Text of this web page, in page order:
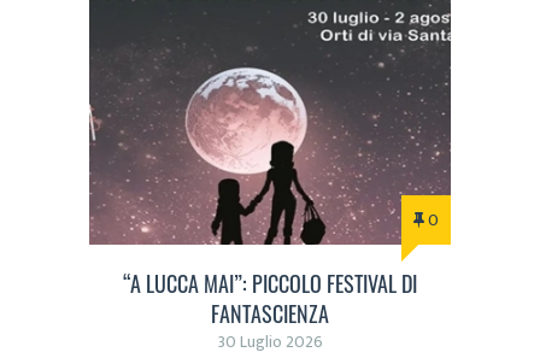
0
“A LUCCA MAI”: PICCOLO FESTIVAL DI
FANTASCIENZA
30 Luglio 2026